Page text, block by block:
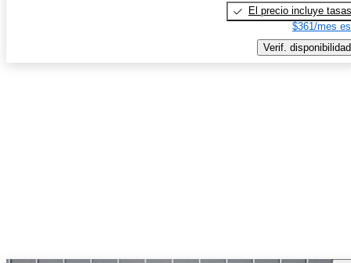
El precio incluye tasas
$361/mes
Verif. disponibilidad